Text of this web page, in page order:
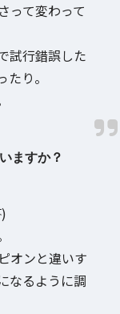
って変わって
試行錯誤した
り。
ますか？
オンと違いす
なるように調